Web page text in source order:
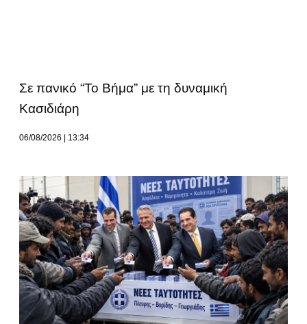
Σε πανικό “Το Βήμα” με τη δυναμική
Κασιδιάρη
06/08/2026 13:34